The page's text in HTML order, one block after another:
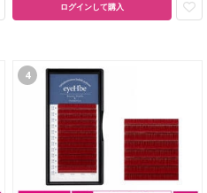
ログインして購入
4